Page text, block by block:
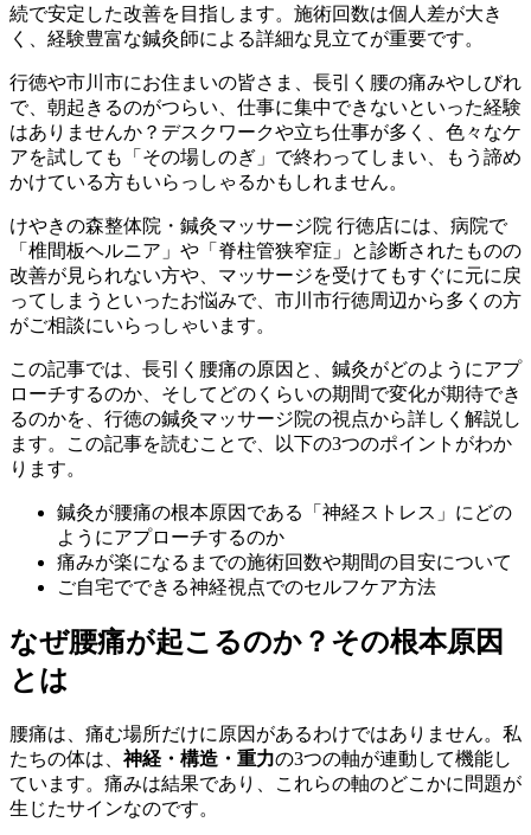
続で安定した改善を目指します。施術回数は個人差が大き
く、経験豊富な鍼灸師による詳細な見立てが重要です。
行徳や市川市にお住まいの皆さま、長引く腰の痛みやしびれ
で、朝起きるのがつらい、仕事に集中できないといった経験
はありませんか？デスクワークや立ち仕事が多く、色々なケ
アを試しても「その場しのぎ」で終わってしまい、もう諦め
かけている方もいらっしゃるかもしれません。
けやきの森整体院・鍼灸マッサージ院 行徳店には、病院で
「椎間板ヘルニア」や「脊柱管狭窄症」と診断されたものの
改善が見られない方や、マッサージを受けてもすぐに元に戻
ってしまうといったお悩みで、市川市行徳周辺から多くの方
がご相談にいらっしゃいます。
この記事では、長引く腰痛の原因と、鍼灸がどのようにアプ
ローチするのか、そしてどのくらいの期間で変化が期待でき
るのかを、行徳の鍼灸マッサージ院の視点から詳しく解説し
ます。この記事を読むことで、以下の3つのポイントがわか
ります。
鍼灸が腰痛の根本原因である「神経ストレス」にどの
ようにアプローチするのか
痛みが楽になるまでの施術回数や期間の目安について
ご自宅でできる神経視点でのセルフケア方法
なぜ腰痛が起こるのか？その根本原因
とは
腰痛は、痛む場所だけに原因があるわけではありません。私
たちの体は、神経・構造・重力の3つの軸が連動して機能し
ています。痛みは結果であり、これらの軸のどこかに問題が
生じたサインなのです。